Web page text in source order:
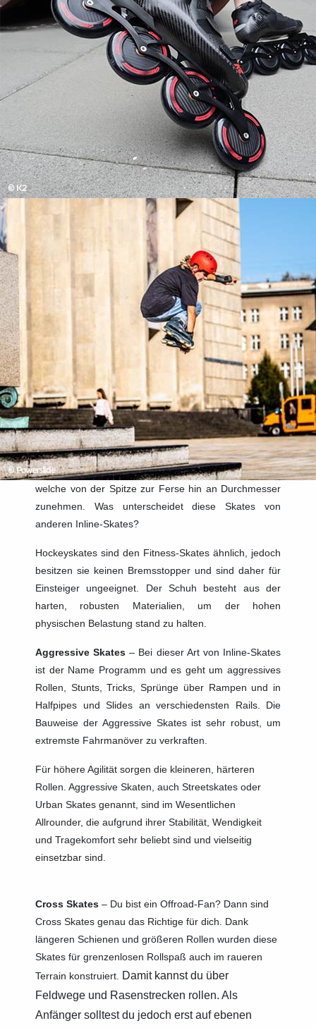
welche von der Spitze zur Ferse hin an Durchmesser
zunehmen. Was unterscheidet diese Skates von
anderen Inline-Skates?
Hockeyskates sind den Fitness-Skates ähnlich, jedoch
besitzen sie keinen Bremsstopper und sind daher für
Einsteiger ungeeignet. Der Schuh besteht aus der
harten, robusten Materialien, um der hohen
physischen Belastung stand zu halten.
Aggressive Skates – Bei dieser Art von Inline-Skates
ist der Name Programm und es geht um aggressives
Rollen, Stunts, Tricks, Sprünge über Rampen und in
Halfpipes und Slides an verschiedensten Rails. Die
Bauweise der Aggressive Skates ist sehr robust, um
extremste Fahrmanöver zu verkraften.
Für höhere Agilität sorgen die kleineren, härteren
Rollen. Aggressive Skaten, auch Streetskates oder
Urban Skates genannt, sind im Wesentlichen
Allrounder, die aufgrund ihrer Stabilität, Wendigkeit
und Tragekomfort sehr beliebt sind und vielseitig
einsetzbar sind.
Cross Skates – Du bist ein Offroad-Fan? Dann sind
Cross Skates genau das Richtige für dich. Dank
längeren Schienen und größeren Rollen wurden diese
Skates für grenzenlosen Rollspaß auch im raueren
Terrain konstruiert.
Damit kannst du über
Feldwege und Rasenstrecken rollen. Als
Anfänger solltest du jedoch erst auf ebenen